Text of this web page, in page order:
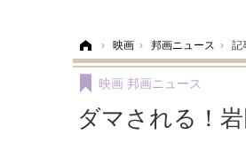
› 映画 › 邦画ニュース › 記
ダマされる！
映画 邦画ニュース